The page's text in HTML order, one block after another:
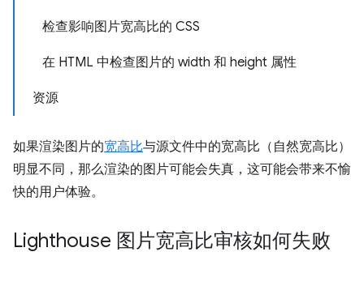
检查影响图片宽高比的 CSS
在 HTML 中检查图片的 width 和 height 属性
资源
如果渲染图片的宽高比与源文件中的宽高比（自然宽高比）
明显不同，那么渲染的图片可能会失真，这可能会带来不愉
快的用户体验。
Lighthouse 图片宽高比审核如何失败